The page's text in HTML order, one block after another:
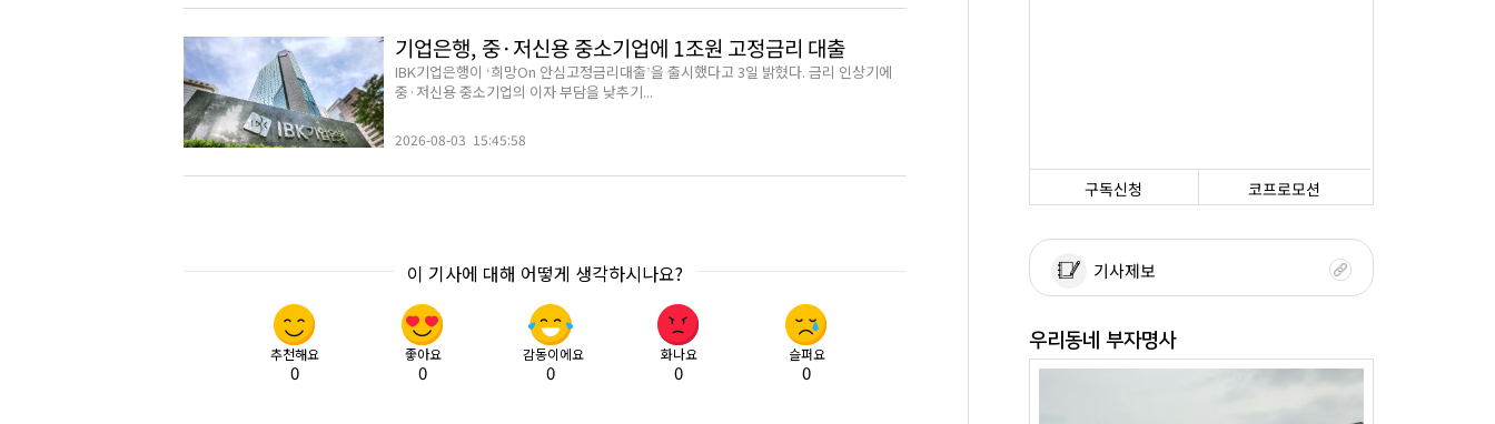
기업은행, 중·저신용 중소기업에 1조원 고정금리 대출
IBK기업은행이 ‘희망On 안심고정금리대출’을 출시했다고 3일 밝혔다. 금리 인상기에
중·저신용 중소기업의 이자 부담을 낮추기...
2026-08-03 15:45:58
이 기사에 대해 어떻게 생각하시나요?
추천해요
0
좋아요
0
감동이에요
0
화나요
0
슬퍼요
0
구독신청 코프로모션
기사제보
우리동네 부자명사